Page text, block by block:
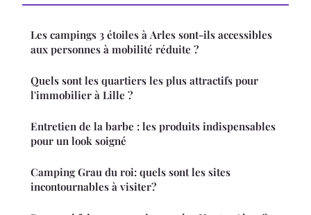
Les campings 3 étoiles à Arles sont-ils accessibles
aux personnes à mobilité réduite ?
Quels sont les quartiers les plus attractifs pour
l'immobilier à Lille ?
Entretien de la barbe : les produits indispensables
pour un look soigné
Camping Grau du roi: quels sont les sites
incontournables à visiter?